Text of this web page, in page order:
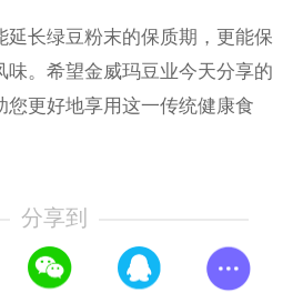
延长绿豆粉末的保质期，更能保
味。希望金威玛豆业今天分享的
您更好地享用这一传统健康食
分享到